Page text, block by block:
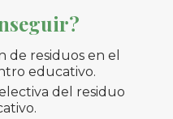
de residuos en el
educativo.
del residuo